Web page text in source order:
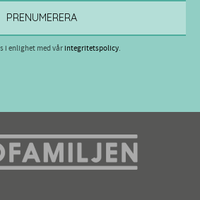
PRENUMERERA
i enlighet med vårintegritetspolicy.